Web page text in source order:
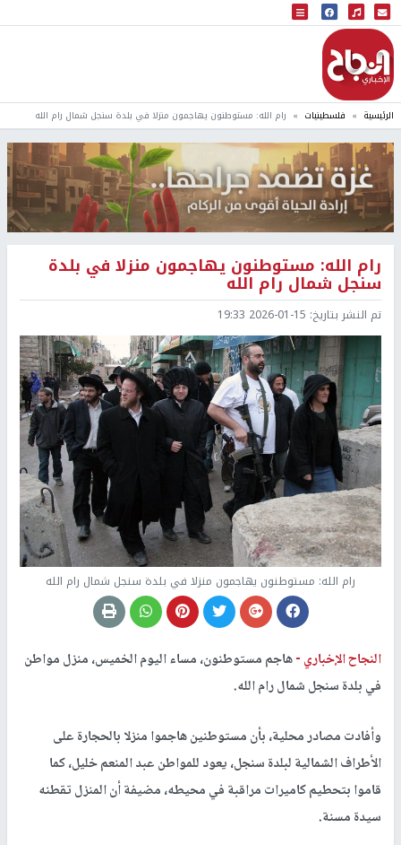
البث المباشر
إذاعة النجاح
الرئيسية فلسطينيات رام الله: مستوطنون يهاجمون منزلا في بلدة سنجل شمال رام الله
رام الله: مستوطنون يهاجمون منزلا في بلدة
سنجل شمال رام الله
تم النشر بتاريخ: 2026-01-15 19:33
رام الله: مستوطنون يهاجمون منزلا في بلدة سنجل شمال رام الله
النجاح الإخباري -هاجم مستوطنون، مساء اليوم الخميس، منزل مواطن
في بلدة سنجل شمال رام الله.
وأفادت مصادر محلية، بأن مستوطنين هاجموا منزلا بالحجارة على
الأطراف الشمالية لبلدة سنجل، يعود للمواطن عبد المنعم خليل، كما
قاموا بتحطيم كاميرات مراقبة في محيطه، مضيفة أن المنزل تقطنه
سيدة مسنة.